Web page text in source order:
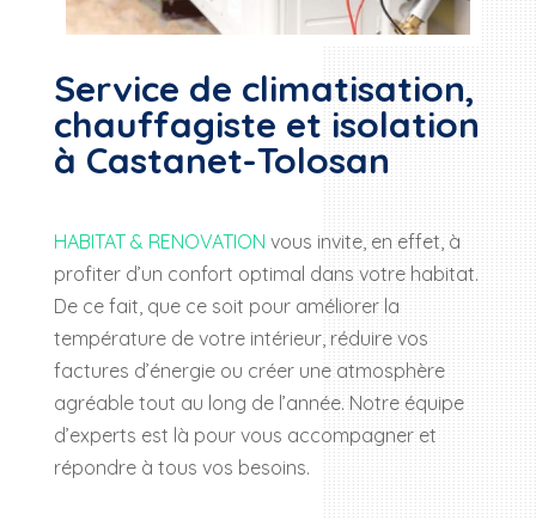
Service de climatisation,
chauffagiste et isolation
à Castanet-Tolosan
HABITAT & RENOVATION vous invite, en effet, à
profiter d’un confort optimal dans votre habitat.
De ce fait, que ce soit pour améliorer la
température de votre intérieur, réduire vos
factures d’énergie ou créer une atmosphère
agréable tout au long de l’année. Notre équipe
d’experts est là pour vous accompagner et
répondre à tous vos besoins.